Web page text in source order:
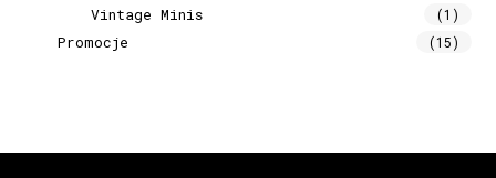
Vintage Minis (1)
Promocje (15)